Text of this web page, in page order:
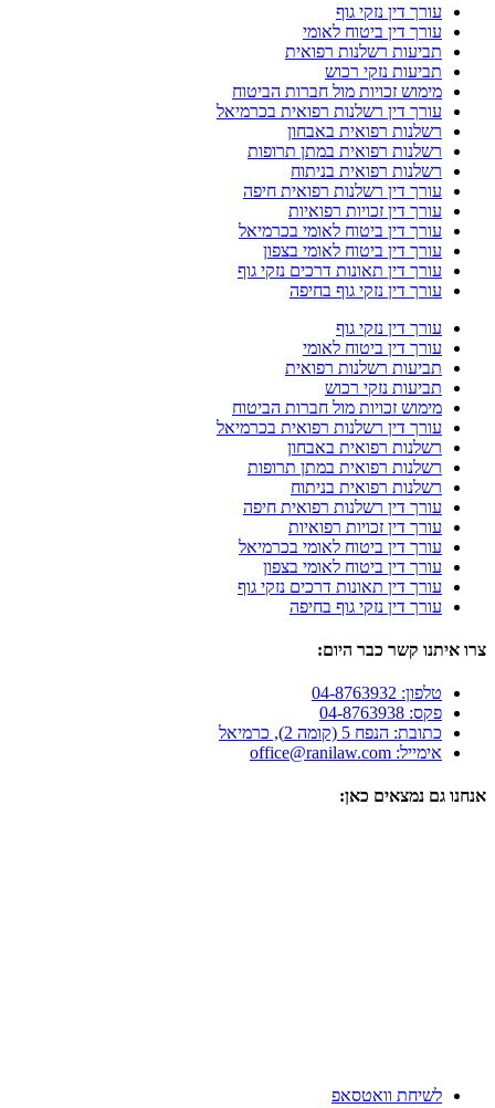
עורך דין נזקי גוף
עורך דין ביטוח לאומי
תביעות רשלנות רפואית
תביעות נזקי רכוש
מימוש זכויות מול חברות הביטוח
עורך דין רשלנות רפואית בכרמיאל
רשלנות רפואית באבחון
רשלנות רפואית במתן תרופות
רשלנות רפואית בניתוח
עורך דין רשלנות רפואית חיפה
עורך דין זכויות רפואיות
עורך דין ביטוח לאומי בכרמיאל
עורך דין ביטוח לאומי בצפון
עורך דין תאונות דרכים נזקי גוף
עורך דין נזקי גוף בחיפה
עורך דין נזקי גוף
עורך דין ביטוח לאומי
תביעות רשלנות רפואית
תביעות נזקי רכוש
מימוש זכויות מול חברות הביטוח
עורך דין רשלנות רפואית בכרמיאל
רשלנות רפואית באבחון
רשלנות רפואית במתן תרופות
רשלנות רפואית בניתוח
עורך דין רשלנות רפואית חיפה
עורך דין זכויות רפואיות
עורך דין ביטוח לאומי בכרמיאל
עורך דין ביטוח לאומי בצפון
עורך דין תאונות דרכים נזקי גוף
עורך דין נזקי גוף בחיפה
צרו איתנו קשר כבר היום:
טלפון: 04-8763932
פקס: 04-8763938
כתובת: הנפח 5 (קומה 2), כרמיאל
אימייל: office@ranilaw.com
אנחנו גם נמצאים כאן:
לשיחת וואטסאפ